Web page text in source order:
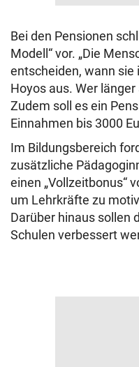
Bei den Pensionen
Modell“ vor. „Die
entscheiden, wann sie
Hoyos aus. Wer
Zudem soll es ein
Einnahmen bis 3000
Im Bildungsbereich
zusätzliche
einen „Vollzeitbonus“
um Lehrkräfte zu
Darüber hinaus sollen
Schulen verbessert